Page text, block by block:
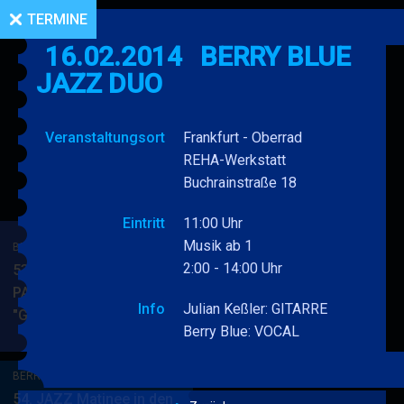
BERRY BLUE & BAND
53. JAZZ Matinee in den
PARKSIDE STUDIOS
"Gypsy Jazz"
BERRY
BERRY BLUE & BAND
54. JAZZ Matinee in den
TERMINE
16.02.2014
BERRY BLUE
JAZZ DUO
Veranstaltungsort
Frankfurt - Oberrad
REHA-Werkstatt
Buchrainstraße 18
Eintritt
11:00 Uhr
Musik ab 1
2:00 - 14:00 Uhr
Info
Julian Keßler: GITARRE
Berry Blue: VOCAL